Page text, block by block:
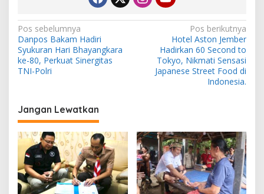
N
a
v
a
s
i
p
o
Pos sebelumnya
Danpos Bakam Hadiri
Syukuran Hari Bhayangkara
ke-80, Perkuat Sinergitas
TNI-Polri
Pos berikutnya
Hotel Aston Jember
Hadirkan 60 Second to
Tokyo, Nikmati Sensasi
Japanese Street Food di
Indonesia.
Jangan Lewatkan